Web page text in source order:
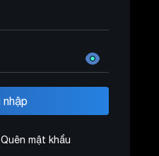
Quên mật khẩu